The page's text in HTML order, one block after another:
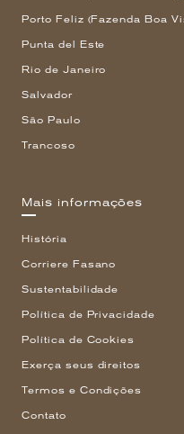
Porto Feliz (Fazenda Boa
Punta del Este
Rio de Janeiro
Salvador
São Paulo
Trancoso
Mais informações
História
Corriere Fasano
Sustentabilidade
Política de Privacidade
Política de Cookies
Exerça seus direitos
Termos e Condições
Contato